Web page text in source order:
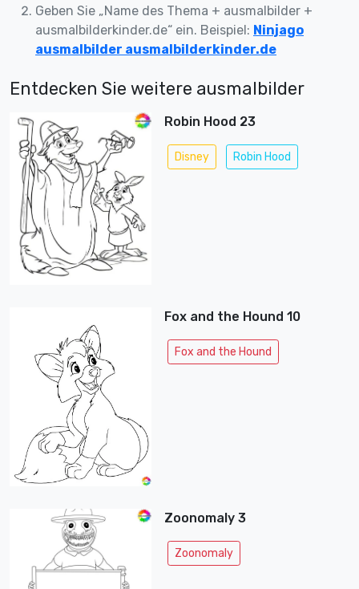
Geben Sie „Name des Thema + ausmalbilder +
ausmalbilderkinder.de“ ein. Beispiel: Ninjago
ausmalbilder ausmalbilderkinder.de
Entdecken Sie weitere ausmalbilder
Robin Hood 23
Disney Robin Hood
Fox and the Hound 10
Fox and the Hound
Zoonomaly 3
Zoonomaly